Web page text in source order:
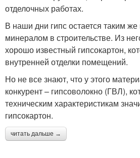
отделочных работах.
В наши дни гипс остается таким
минералом в строительстве. Из
хорошо известный гипсокартон,
внутренней отделки помещений.
Но не все знают, что у этого
конкурент – гипсоволокно (ГВЛ),
техническим характеристикам
гипсокартон.
читать дальше →